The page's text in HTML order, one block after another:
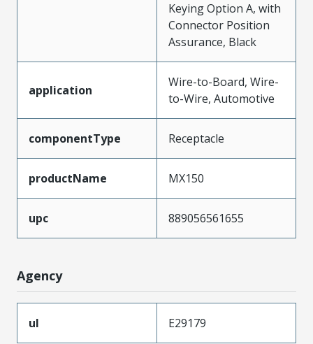
Keying Option A, with
Connector Position
Assurance, Black
application
Wire-to-Board, Wire-
to-Wire, Automotive
componentType Receptacle
productName MX150
upc 889056561655
Agency
ul
E29179